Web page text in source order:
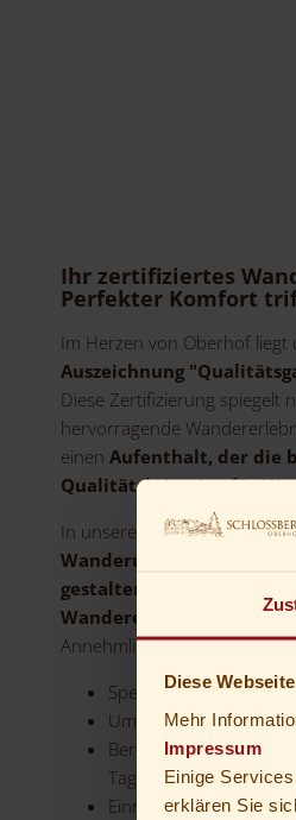
Diese
Mehr
Impressum
Einige
erklären Sie
Ihr zertifiziertes
Perfekter Komfort
Im Herzen von Oberhof liegt
Auszeichnung
Diese Zertifizierung spiegelt
hervorragende
einenAufenthalt, der die
Qualitätskriterien für
In unserem Schlossberghotel
Wanderurlaub so
gestalten
Wanderern
und bieten
Annehmlichkeiten:
Spezialisierte
Umfassende
Bereitstellung von
Tageswanderungen
Einrichtungen zum